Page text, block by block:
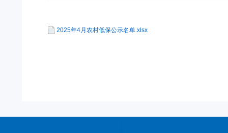
2025年4月农村低保公示名单.xlsx